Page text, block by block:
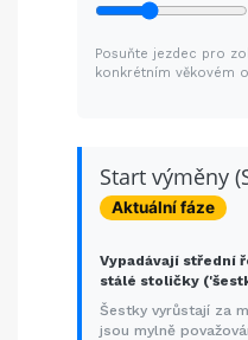
Posuňte jezdec pro
konkrétním věkovém
Start výměny
Aktuální fáze
Vypadávají střední
stálé stoličky
Šestky vyrůstají za
jsou mylně